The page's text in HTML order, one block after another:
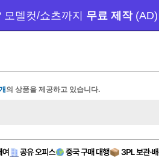
카페 🎉가입만 해도 1,000원 제공
의 상품을 제공하고 있습니다.